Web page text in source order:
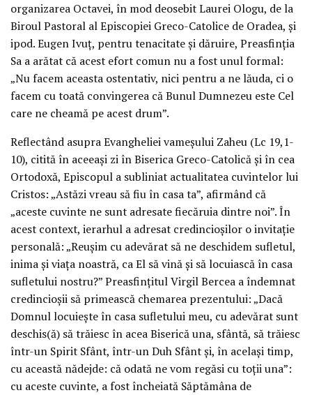
organizarea Octavei, în mod deosebit Laurei Ologu, de la
Biroul Pastoral al Episcopiei Greco-Catolice de Oradea, și
ipod. Eugen Ivuț, pentru tenacitate și dăruire, Preasfinția
Sa a arătat că acest efort comun nu a fost unul formal:
„Nu facem aceasta ostentativ, nici pentru a ne lăuda, ci o
facem cu toată convingerea că Bunul Dumnezeu este Cel
care ne cheamă pe acest drum”.
Reflectând asupra Evangheliei vameșului Zaheu (Lc 19,1-
10), citită în aceeași zi în Biserica Greco-Catolică și în cea
Ortodoxă, Episcopul a subliniat actualitatea cuvintelor lui
Cristos: „Astăzi vreau să fiu în casa ta”, afirmând că
„aceste cuvinte ne sunt adresate fiecăruia dintre noi”. În
acest context, ierarhul a adresat credincioșilor o invitație
personală: „Reușim cu adevărat să ne deschidem sufletul,
inima și viața noastră, ca El să vină și să locuiască în casa
sufletului nostru?” Preasfințitul Virgil Bercea a îndemnat
credincioșii să primească chemarea prezentului: „Dacă
Domnul locuiește în casa sufletului meu, cu adevărat sunt
deschis(ă) să trăiesc în acea Biserică una, sfântă, să trăiesc
într-un Spirit Sfânt, într-un Duh Sfânt și, în același timp,
cu această nădejde: că odată ne vom regăsi cu toții una”:
cu aceste cuvinte, a fost încheiată Săptămâna de